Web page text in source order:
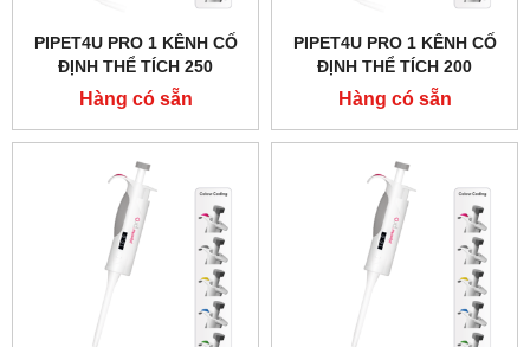
PIPET4U PRO 1 KÊNH CỐ
ĐỊNH THỂ TÍCH 250
MICROLIT HÃNG AHN -
ĐỨC
Hàng có sẵn
PIPET4U PRO 1 KÊNH CỐ
ĐỊNH THỂ TÍCH 200
MICROLIT HÃNG AHN -
ĐỨC
Hàng có sẵn